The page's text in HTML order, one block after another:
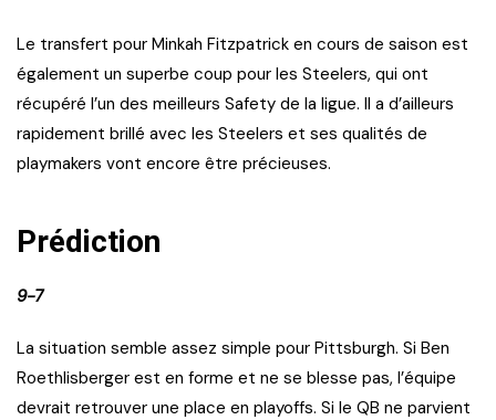
Le transfert pour Minkah Fitzpatrick en cours de saison est
également un superbe coup pour les Steelers, qui ont
récupéré l’un des meilleurs Safety de la ligue. Il a d’ailleurs
rapidement brillé avec les Steelers et ses qualités de
playmakers vont encore être précieuses.
Prédiction
9-7
La situation semble assez simple pour Pittsburgh. Si Ben
Roethlisberger est en forme et ne se blesse pas, l’équipe
devrait retrouver une place en playoffs. Si le QB ne parvient